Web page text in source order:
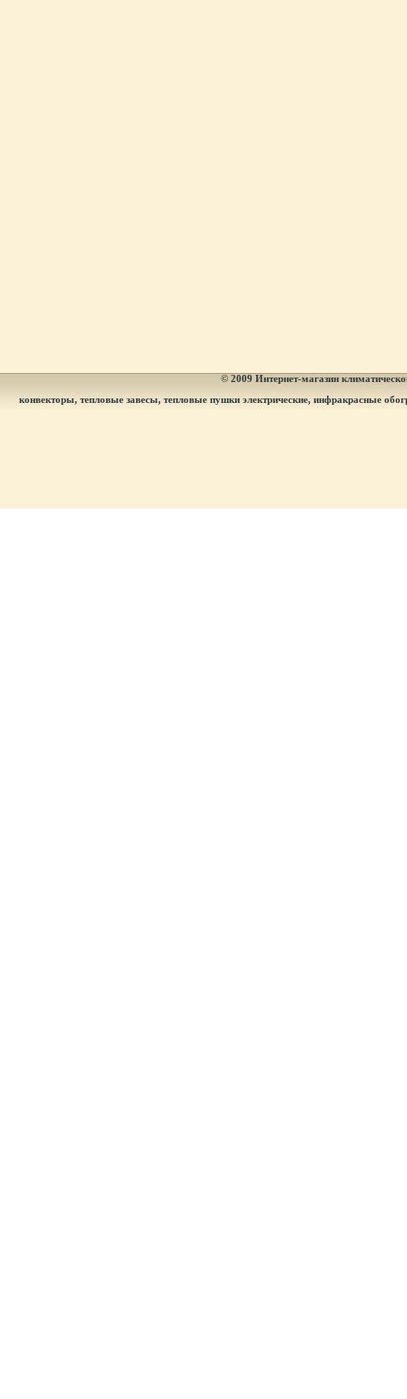
© 2009 Интернет-магазин
конвекторы, тепловые завесы, тепловые пушки электрические, инфракрасные